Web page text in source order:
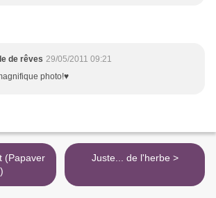
de rêves 29/05/2011 09:21
photo!♥
Juste... de l'herbe >